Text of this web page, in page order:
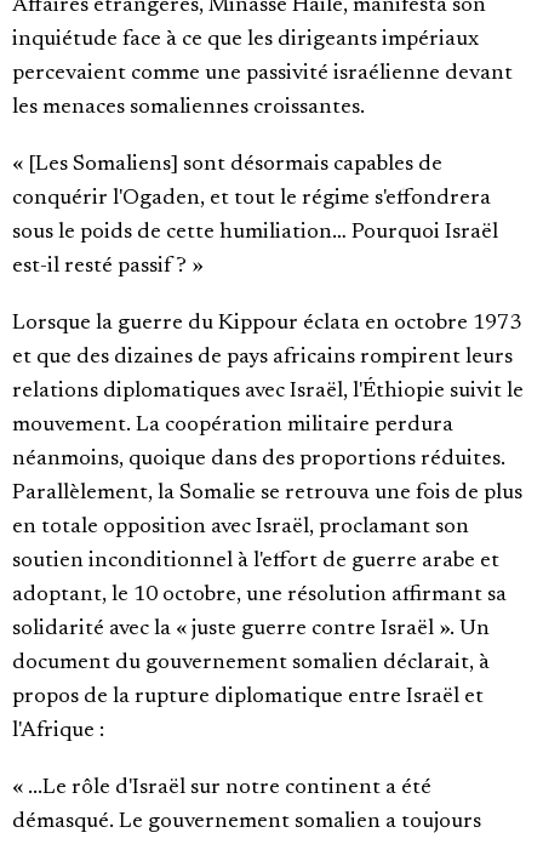
Affaires étrangères, Minasse Haile, manifesta son
inquiétude face à ce que les dirigeants impériaux
percevaient comme une passivité israélienne devant
les menaces somaliennes croissantes.
« [Les Somaliens] sont désormais capables de
conquérir l'Ogaden, et tout le régime s'effondrera
sous le poids de cette humiliation… Pourquoi Israël
est-il resté passif ? »
Lorsque la guerre du Kippour éclata en octobre 1973
et que des dizaines de pays africains rompirent leurs
relations diplomatiques avec Israël, l'Éthiopie suivit le
mouvement. La coopération militaire perdura
néanmoins, quoique dans des proportions réduites.
Parallèlement, la Somalie se retrouva une fois de plus
en totale opposition avec Israël, proclamant son
soutien inconditionnel à l'effort de guerre arabe et
adoptant, le 10 octobre, une résolution affirmant sa
solidarité avec la « juste guerre contre Israël ». Un
document du gouvernement somalien déclarait, à
propos de la rupture diplomatique entre Israël et
l'Afrique :
« ...Le rôle d'Israël sur notre continent a été
démasqué. Le gouvernement somalien a toujours